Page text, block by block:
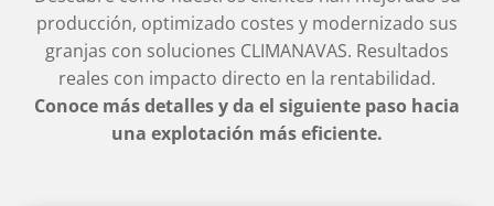
producción, optimizado costes y modernizado sus
granjas con soluciones CLIMANAVAS. Resultados
reales con impacto directo en la rentabilidad.
Conoce más detalles y da el siguiente paso hacia
una explotación más eficiente.